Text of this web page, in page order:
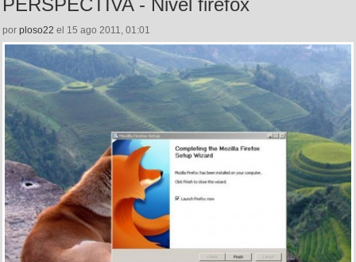
PERSPECTIVA - Nivel firefox
por ploso22 el 15 ago 2011, 01:01